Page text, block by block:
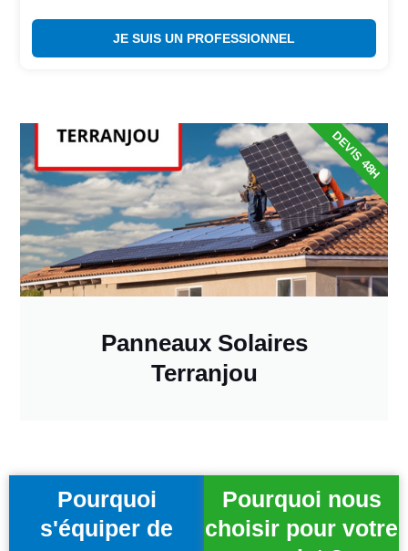
JE SUIS UN PROFESSIONNEL
Panneaux Solaires
Terranjou
DEVIS 48H
Pourquoi
s'équiper de
Pourquoi nous
choisir pour votre